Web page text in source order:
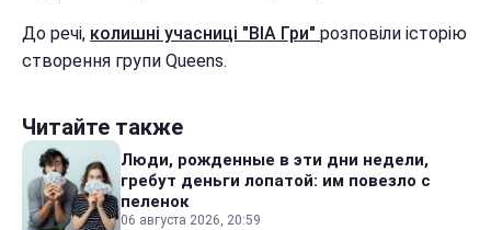
До речі, колишні учасниці "ВІА Гри" розповіли історію
створення групи Queens.
Читайте также
Люди, рожденные в эти дни недели,
гребут деньги лопатой: им повезло с
пеленок
06 августа 2026, 20:59